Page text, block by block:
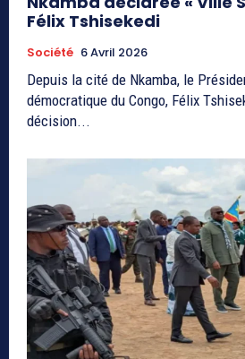
Félix Tshisekedi
Société 6 Avril 2026
Depuis la cité de Nkamba, le
démocratique du Congo, Félix
décision...